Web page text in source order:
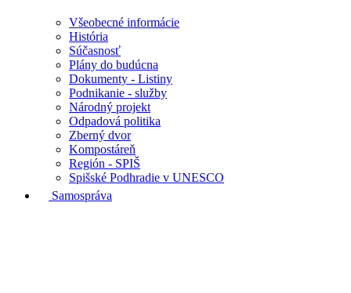
Všeobecné informácie
História
Súčasnosť
Plány do budúcna
Dokumenty - Listiny
Podnikanie - služby
Národný projekt
Odpadová politika
Zberný dvor
Kompostáreň
Región - SPIŠ
Spišské Podhradie v UNESCO
Samospráva